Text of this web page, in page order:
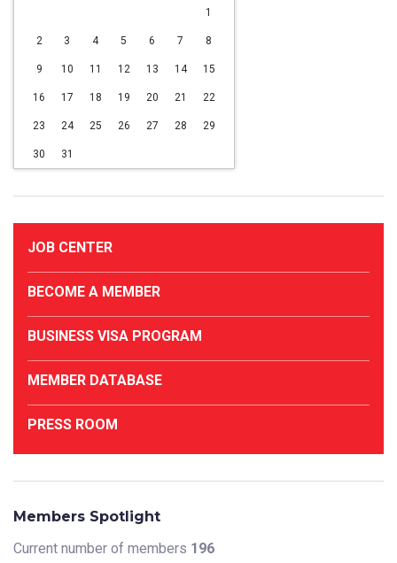
1
2 3 4 5 6 7 8
9 10 11 12 13 14 15
16 17 18 19 20 21 22
23 24 25 26 27 28 29
30 31
JOB CENTER
BECOME A MEMBER
BUSINESS VISA PROGRAM
MEMBER DATABASE
PRESS ROOM
Members Spotlight
Current number of members 196